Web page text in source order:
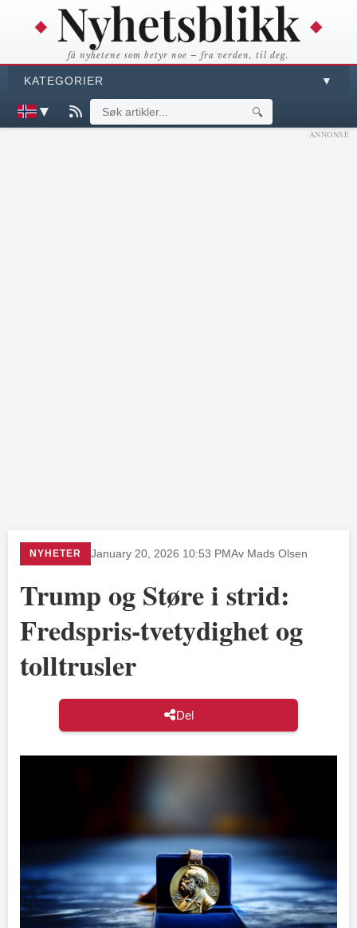
få nyhetene som betyr noe – fra verden, til deg.
KATEGORIER ▼
▼ 🔍
ANNONSE
NYHETER January 20, 2026 10:53 PMAv Mads Olsen
Trump og Støre i strid:
Fredspris-tvetydighet og
tolltrusler
Del